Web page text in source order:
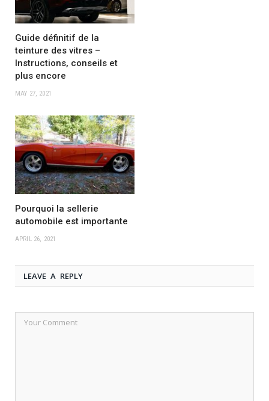
Guide définitif de la
teinture des vitres –
Instructions, conseils et
plus encore
MAY 27, 2021
Pourquoi la sellerie
automobile est importante
APRIL 26, 2021
LEAVE A REPLY